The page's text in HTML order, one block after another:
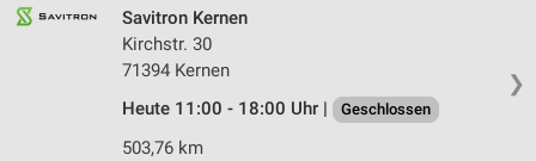
❯
Savitron Kernen
Kirchstr. 30
71394 Kernen
Heute 11:00 - 18:00 Uhr |
Geschlossen
503,76 km